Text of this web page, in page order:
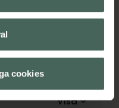
cookies
Visa
Visa